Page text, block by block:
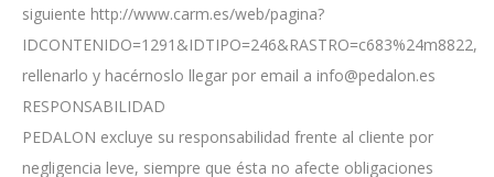
siguiente http://www.carm.es/web/pagina?
IDCONTENIDO=1291&IDTIPO=246&RASTRO=c683%24m8822,
rellenarlo y hacérnoslo llegar por email a info@pedalon.es
RESPONSABILIDAD
PEDALON excluye su responsabilidad frente al cliente por
negligencia leve, siempre que ésta no afecte obligaciones